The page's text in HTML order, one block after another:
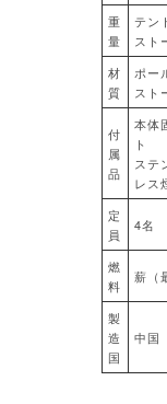
重
量
テン
スト
材
質
ポー
スト
付
属
品
本体
ト
ステ
レス
定
員
4名
燃
料
薪（
製
造
国
中国